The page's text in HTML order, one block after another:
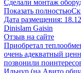
Сделали монтаж
Показать полностью
Дата размещения:
Dinislam Gaisin
Отзыв на сайте
Приобретал
очень адекватный
позвонили